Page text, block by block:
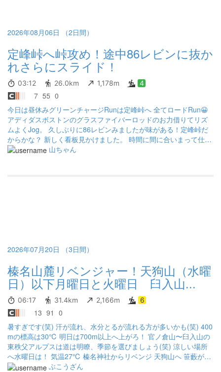
2026年08月06日 （2日間）
定峰峠へ峠攻め！途中86レビンに抜か
れさらにスライド！
03:12 26.0km 1,178m 4
7 55 0
今日は昼休みグリーンチャージRunは定峰峠へ 全てロードRun😀
アディダスボストンのグラスファイバーロッドのお力借りてリズ
ムよくJog。 久しぶりに86レビンみましたが味がある！定峰峠だ
からかな？ 新しく看板見かけました。 時間に間に合いまって仕事
へ。 グリーンチャージ🌿 GoodRun😀
山ちゃん
2026年07月20日 （3日間）
榛名山麓リベンジャー！天狗山（水曜
日）以下月曜日と火曜日 臼入山...
06:17 31.4km 2,166m 6
13 91 0
暑すぎです(笑) 汗が流れ、水分とるが流れる方が多いかも(笑) 400
mの標高は30℃ 明日は700m以上へ上がろ！ 官ノ倉山〜臼入山の
東秩父アルプスは道は明瞭、季節を選びましょう(笑) 涼しい場所
へ水曜日は！ 気温27℃ 榛名神社からリベンジ 天狗山へ 笹藪がヤ
バ〜 神蛇に🐍会えました〜🐍 群馬市内41℃😱
ぶこうざん